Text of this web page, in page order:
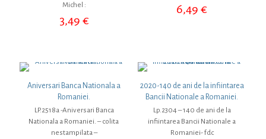
Michel :
3,49 €
6,49€
Aniversari Banca Nationala a
Romaniei.
LP.2518a -Aniversari Banca
Nationala a Romaniei. – colita
nestampilata –
2020-140 de ani de la infiintarea
Bancii Nationale a Romaniei.
Lp.2304 – 140 de ani de la
infiintarea Bancii Nationale a
Romaniei- fdc